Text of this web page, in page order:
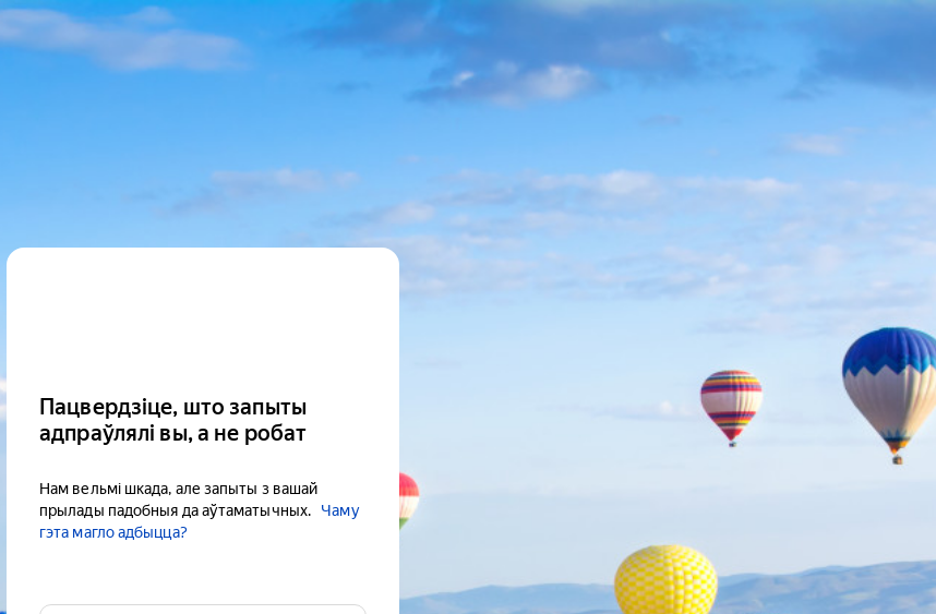
Пацвердзіце, што запыты
адпраўлялі вы, а не робат
Нам вельмі шкада, але запыты з вашай
прылады падобныя да аўтаматычных.
Чаму
гэта магло адбыцца?